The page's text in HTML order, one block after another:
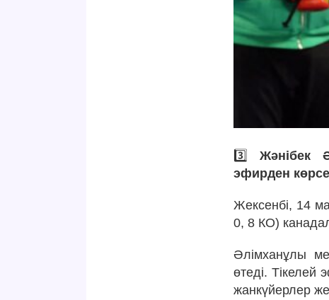
3️⃣Жәнібек
эфирден
Жексенбі, 14
0, 8 КО)
Әлімханұлы
өтеді.
жанкүйерлер